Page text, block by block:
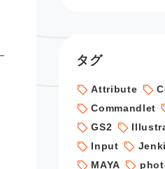
タグ
Attribute
Commandlet
GS2
Input
MAYA